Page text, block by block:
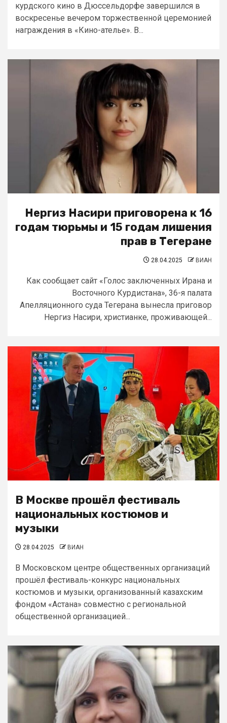
курдского кино в Дюссельдорфе завершился в
воскресенье вечером торжественной церемонией
награждения в «Кино-ателье». В...
Нергиз Насири приговорена к 16
годам тюрьмы и 15 годам лишения
прав в Тегеране
28.04.2025 ВИАН
Как сообщает сайт «Голос заключенных Ирана и
Восточного Курдистана», 36-я палата
Апелляционного суда Тегерана вынесла приговор
Нергиз Насири, христианке, проживающей...
В Москве прошёл фестиваль
национальных костюмов и
музыки
28.04.2025 ВИАН
В Московском центре общественных организаций
прошёл фестиваль-конкурс национальных
костюмов и музыки, организованный казахским
фондом «Астана» совместно с региональной
общественной организацией...